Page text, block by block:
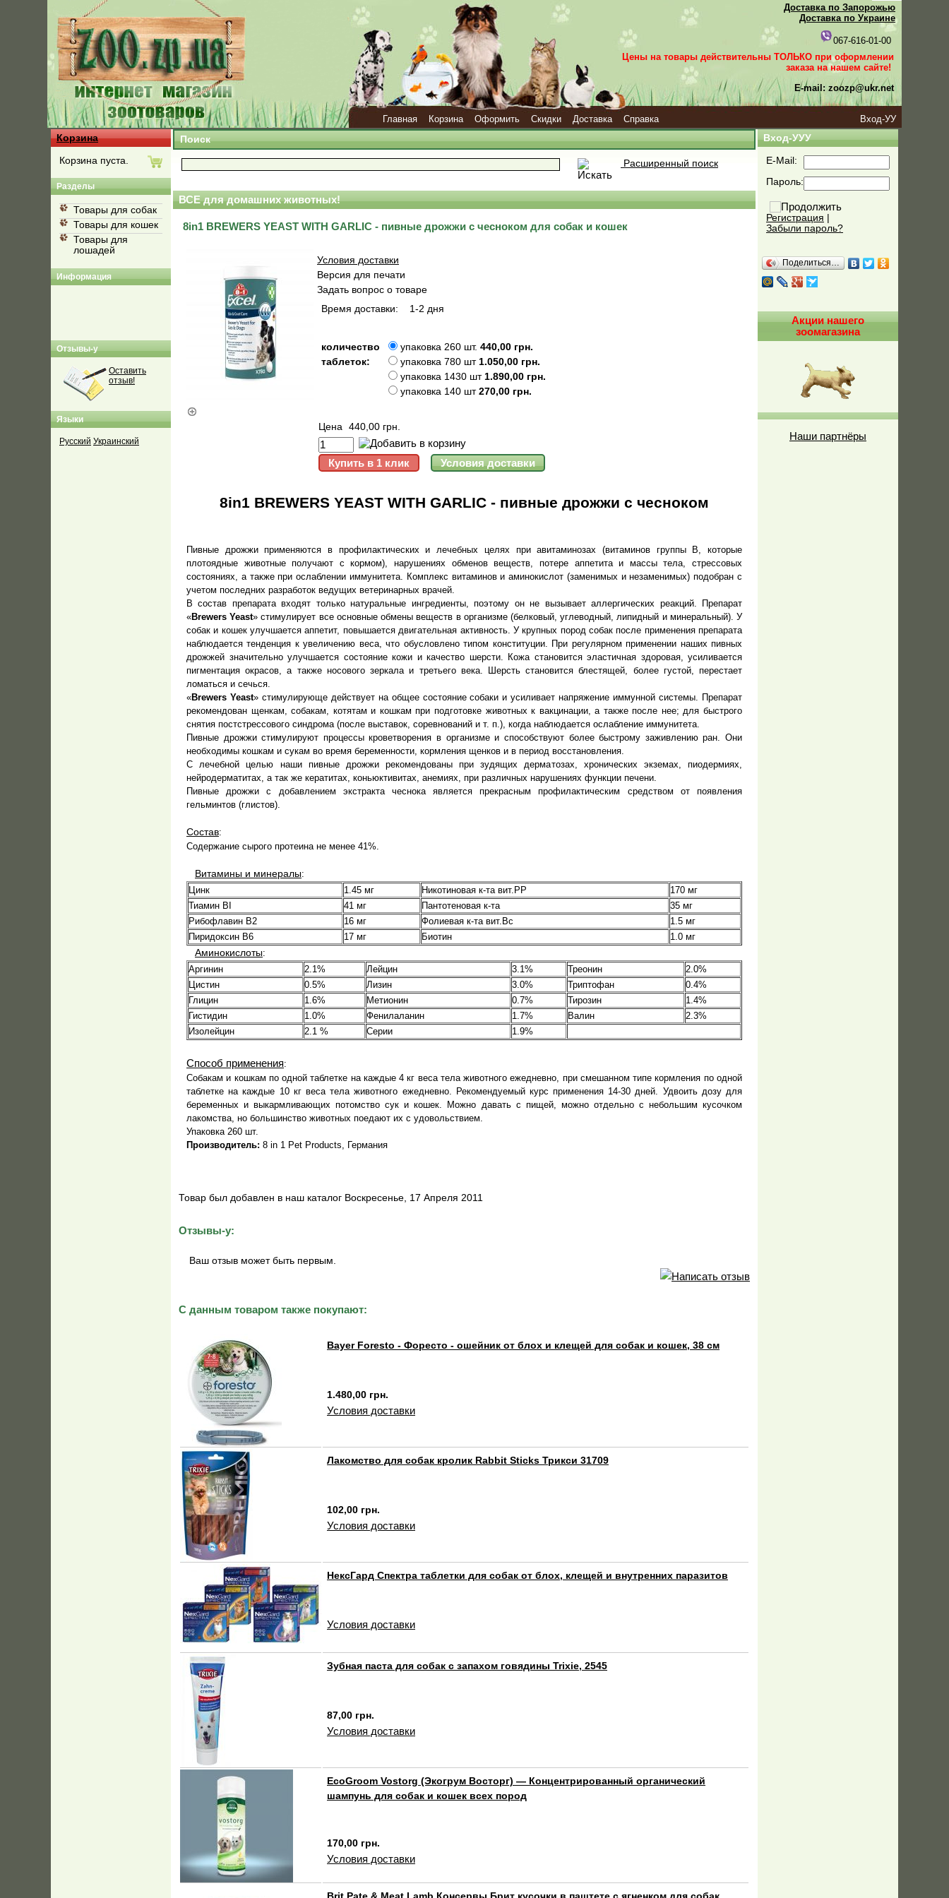
Доставка по Запорожью
Доставка по Украине
067-616-01-00
Цены на товары действительны ТОЛЬКО при оформлении
заказа на нашем сайте!
E-mail: zoozp@ukr.net
Главная Корзина Оформить Скидки Доставка Справка
Вход-УУ
Корзина
Корзина пуста.
Разделы
Товары для собак
Товары для кошек
Товары для
лошадей
Информация
Отзывы-у
Оставить
отзыв!
Языки
Русский Украинский
Поиск
Расширенный поиск
ВСЕ для домашних животных!
8in1 BREWERS YEAST WITH GARLIC - пивные дрожжи с чесноком для собак и кошек
Условия доставки
Версия для печати
Задать вопрос о товаре
Время доставки:
1-2 дня
количество
таблеток:
упаковка 260 шт. 440,00 грн.
упаковка 780 шт 1.050,00 грн.
упаковка 1430 шт 1.890,00 грн.
упаковка 140 шт270,00 грн.
Цена 440,00 грн.
8in1 BREWERS YEAST WITH GARLIC - пивные дрожжи с чесноком
Пивные дрожжи применяются в профилактических и лечебных целях при авитаминозах (витаминов группы В, которые
плотоядные животные получают с кормом), нарушениях обменов веществ, потере аппетита и массы тела, стрессовых
состояниях, а также при ослаблении иммунитета. Комплекс витаминов и аминокислот (заменимых и незаменимых) подобран с
учетом последних разработок ведущих ветеринарных врачей.
В состав препарата входят только натуральные ингредиенты, поэтому он не вызывает аллергических реакций. Препарат
«Brewers Yeast» стимулирует все основные обмены веществ в организме (белковый, углеводный, липидный и минеральный). У
собак и кошек улучшается аппетит, повышается двигательная активность. У крупных пород собак после применения препарата
наблюдается тенденция к увеличению веса, что обусловлено типом конституции. При регулярном применении наших пивных
дрожжей значительно улучшается состояние кожи и качество шерсти. Кожа становится эластичная здоровая, усиливается
пигментация окрасов, а также носового зеркала и третьего века. Шерсть становится блестящей, более густой, перестает
ломаться и сечься.
«Brewers Yeast» стимулирующе действует на общее состояние собаки и усиливает напряжение иммунной системы. Препарат
рекомендован щенкам, собакам, котятам и кошкам при подготовке животных к вакцинации, а также после нее; для быстрого
снятия постстрессового синдрома (после выставок, соревнований и т. п.), когда наблюдается ослабление иммунитета.
Пивные дрожжи стимулируют процессы кроветворения в организме и способствуют более быстрому заживлению ран. Они
необходимы кошкам и сукам во время беременности, кормления щенков и в период восстановления.
С лечебной целью наши пивные дрожжи рекомендованы при зудящих дерматозах, хронических экземах, пиодермиях,
нейродерматитах, а так же кератитах, коньюктивитах, анемиях, при различных нарушениях функции печени.
Пивные дрожжи с добавлением экстракта чеснока является прекрасным профилактическим средством от появления
гельминтов (глистов).
Состав:
Содержание сырого протеина не менее 41%.
Витамины и минералы:
Цинк
1.45 мг Никотиновая к-та вит.РР
170 мг
Тиамин BI
41 мг Пантотеновая к-та
35 мг
Рибофлавин В2
16 мг Фолиевая к-та вит.Вс
1.5 мг
Пиридоксин В6
17 мг Биотин 1.0 мг
Аминокислоты:
Аргинин
2.1% Лейцин 3.1% Треонин
2.0%
Цистин
0.5% Лизин 3.0% Триптофан
0.4%
Глицин
1.6% Метионин 0.7% Тирозин
1.4%
Гистидин
1.0% Фенилаланин 1.7% Валин
2.3%
Изолейцин
2.1 % Серии 1.9%
Способ применения:
Собакам и кошкам по одной таблетке на каждые 4 кг веса тела животного ежедневно, при смешанном типе кормления по одной
таблетке на каждые 10 кг веса тела животного ежедневно. Рекомендуемый курс применения 14-30 дней. Удвоить дозу для
беременных и выкармливающих потомство сук и кошек. Можно давать с пищей, можно отдельно с небольшим кусочком
лакомства, но большинство животных поедают их с удовольствием.
Упаковка 260 шт.
Производитель: 8 in 1 Pet Products, Германия
Товар был добавлен в наш каталог Воскресенье, 17 Апреля 2011
Отзывы-у:
Ваш отзыв может быть первым.
С данным товаром также покупают:
Bayer Foresto - Форесто - ошейник от блох и клещей для собак и кошек, 38 см
1.480,00 грн.
Условия доставки
Лакомство для собак кролик Rabbit Sticks Трикси 31709
102,00 грн.
Условия доставки
НексГард Спектра таблетки для собак от блох, клещей и внутренних паразитов
Условия доставки
Зубная паста для собак с запахом говядины Trixie, 2545
87,00 грн.
Условия доставки
EcoGroom Vostorg (Экогрум Восторг) — Концентрированный органический
шампунь для собак и кошек всех пород
170,00 грн.
Условия доставки
Вход-УУУ
E-Mail:
Пароль:
Регистрация
Забыли пароль?
Поделиться…
Акции нашего
зоомагазина
Наши партнёры